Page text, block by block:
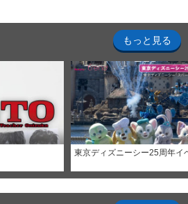
もっと見る
東京ディズニーシー25周年イ